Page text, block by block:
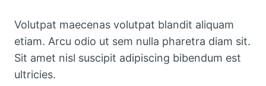
Volutpat maecenas volutpat blandit aliquam
etiam. Arcu odio ut sem nulla pharetra diam sit.
Sit amet nisl suscipit adipiscing bibendum est
ultricies.